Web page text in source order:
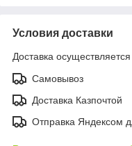
Условия доставки
Доставка
Самовывоз
Доставка Казпочтой
Отправка Яндексом